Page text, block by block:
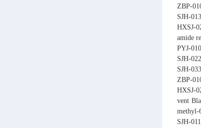
ZBP-
SJH-
HXSJ-
amide
PYJ-
SJH-
SJH-
ZBP-
HXSJ-
vent
methyl-
SJH-